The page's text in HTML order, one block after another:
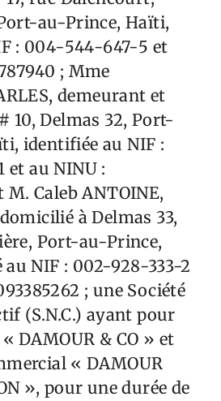
au-Prince, Haïti,
: 004-544-647-5 et
; Mme
demeurant et
10, Delmas 32, Port-
identifiée au NIF :
et au NINU :
M. Caleb ANTOINE,
à Delmas 33,
Port-au-Prince,
NIF : 002-928-333-2
; une Société
(S.N.C.) ayant pour
DAMOUR & CO » et
« DAMOUR
», pour une durée de